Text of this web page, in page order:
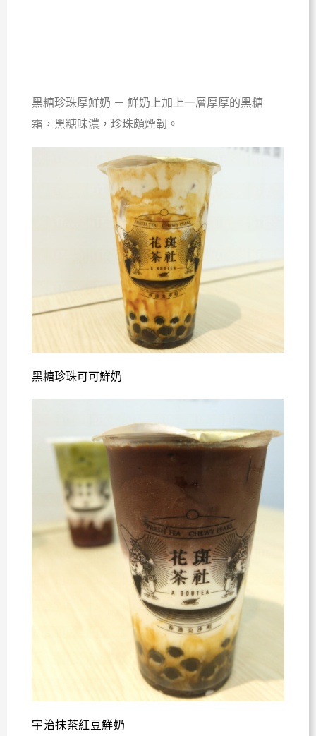
黑糖珍珠厚鮮奶 － 鮮奶上加上一層厚厚的黑糖
霜，黑糖味濃，珍珠頗煙韌。
黑糖珍珠可可鮮奶
宇治抹茶紅豆鮮奶